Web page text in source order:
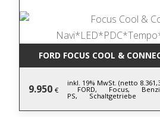
FORD FOCUS COOL &
9.950 €
inkl. 19% MwSt. (netto
FORD, Focus,
PS, Schaltgetriebe